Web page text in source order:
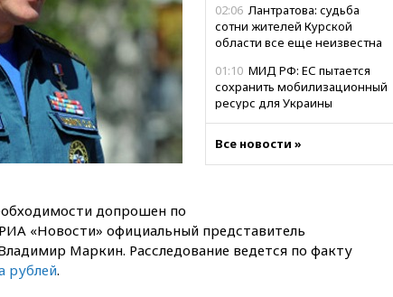
02:06 Лантратова: судьба
сотни жителей Курской
области все еще неизвестна
01:10 МИД РФ: ЕС пытается
сохранить мобилизационный
ресурс для Украины
Бэтмена» показала лицо
после последней операции
вчера, 23:23«Спартак»
Все новости »
допрошен по
«Новости» официальный представитель
Маркин. Расследование ведется по факту
рублей.